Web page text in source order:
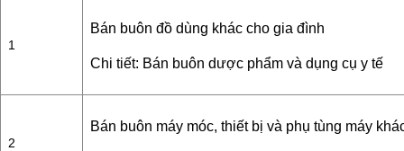
1
Bán buôn đồ dùng khác cho gia đình
Chi tiết: Bán buôn dược phẩm và dụng cụ y tế
2
Bán buôn máy móc, thiết bị và phụ tùng máy